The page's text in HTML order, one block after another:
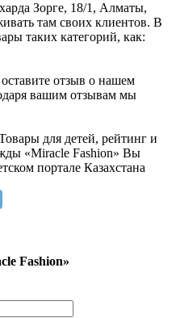
Зорге, 18/1, Алматы,
там своих клиентов. В
таких категорий, как:
отзыв о нашем
вашим отзывам мы
для детей, рейтинг и
«Miracle Fashion» Вы
портале Казахстана
Fashion»